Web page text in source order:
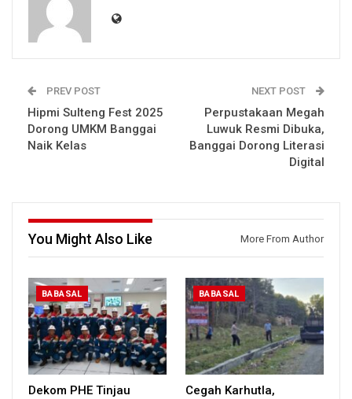
PREV POST
Hipmi Sulteng Fest 2025
Dorong UMKM Banggai
Naik Kelas
NEXT POST
Perpustakaan Megah
Luwuk Resmi Dibuka,
Banggai Dorong Literasi
Digital
You Might Also Like More From Author
BABASAL
Dekom PHE Tinjau
BABASAL
Cegah Karhutla,